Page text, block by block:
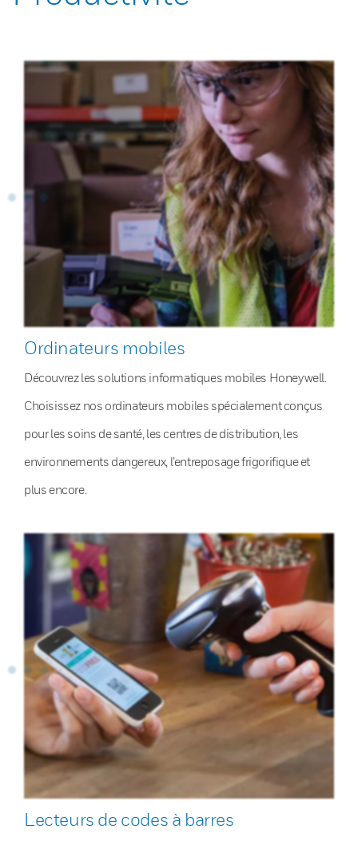
Ordinateurs mobiles
Découvrez les solutions informatiques mobiles Honeywell.
Choisissez nos ordinateurs mobiles spécialement conçus
pour les soins de santé, les centres de distribution, les
environnements dangereux, l’entreposage frigorifique et
plus encore.
Lecteurs de codes à barres